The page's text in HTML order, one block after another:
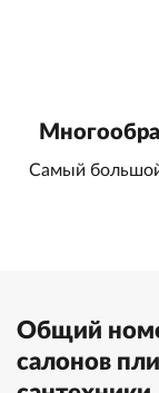
Самый
Общий
салонов